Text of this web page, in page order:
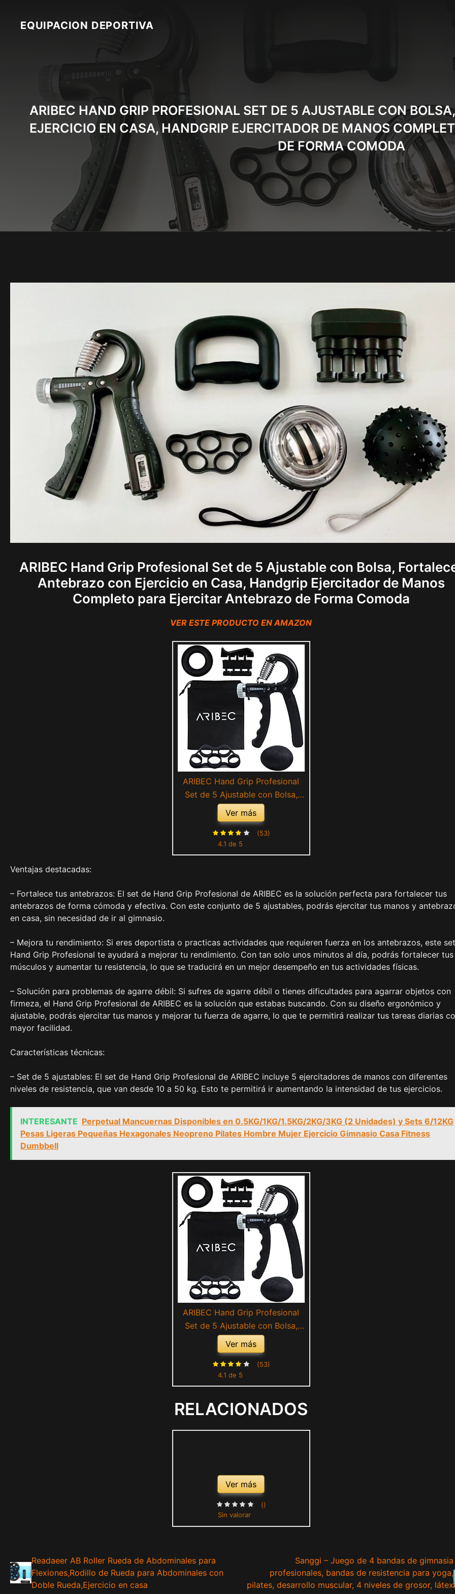
contentEQUIPACION DEPORTIVA
ARIBEC HAND GRIP PROFESIONAL SET DE 5 AJUSTABLE CON
EJERCICIO EN CASA, HANDGRIP EJERCITADOR DE MANOS
DE FORMA COMODA
ARIBEC Hand Grip Profesional Set de 5 Ajustable con Bolsa,
Antebrazo con Ejercicio en Casa, Handgrip Ejercitador de Manos
Completo para Ejercitar Antebrazo de Forma Comoda
VER ESTE PRODUCTO EN AMAZON
ARIBEC Hand Grip Profesional
Set de 5 Ajustable con Bolsa,
Fortalecer Antebrazo con
Ejercicio en Casa, Handgrip
Ejercitador de Manos Completo
para Ejercitar Antebrazo de
Ver más
4.1 de 5
(53)
Ventajas destacadas:
– Fortalece tus antebrazos: El set de Hand Grip Profesional de ARIBEC es la solución perfecta para fortalecer tus
antebrazos de forma cómoda y efectiva. Con este conjunto de 5 ajustables, podrás ejercitar tus manos y
en casa, sin necesidad de ir al gimnasio.
– Mejora tu rendimiento: Si eres deportista o practicas actividades que requieren fuerza en los antebrazos, este
Hand Grip Profesional te ayudará a mejorar tu rendimiento. Con tan solo unos minutos al día, podrás fortalecer tus
músculos y aumentar tu resistencia, lo que se traducirá en un mejor desempeño en tus actividades físicas.
– Solución para problemas de agarre débil: Si sufres de agarre débil o tienes dificultades para agarrar objetos con
firmeza, el Hand Grip Profesional de ARIBEC es la solución que estabas buscando. Con su diseño ergonómico y
ajustable, podrás ejercitar tus manos y mejorar tu fuerza de agarre, lo que te permitirá realizar tus tareas diarias
mayor facilidad.
Características técnicas:
– Set de 5 ajustables: El set de Hand Grip Profesional de ARIBEC incluye 5 ejercitadores de manos con diferentes
niveles de resistencia, que van desde 10 a 50 kg. Esto te permitirá ir aumentando la intensidad de tus ejercicios.
INTERESANTE Perpetual Mancuernas Disponibles en 0.5KG/1KG/1.5KG/2KG/3KG (2 Unidades) y Sets 6/12KG
Pesas Ligeras Pequeñas Hexagonales Neopreno Pilates Hombre Mujer Ejercicio Gimnasio Casa Fitness
Dumbbell
ARIBEC Hand Grip Profesional
Set de 5 Ajustable con Bolsa,
Fortalecer Antebrazo con
Ejercicio en Casa, Handgrip
Ejercitador de Manos Completo
para Ejercitar Antebrazo de
Ver más
4.1 de 5
(53)
RELACIONADOS
Ver más
Sin valorar
()
Readaeer AB Roller Rueda de Abdominales para
Flexiones,Rodillo de Rueda para Abdominales con
Doble Rueda,Ejercicio en casa
Sanggi – Juego de 4 bandas de gimnasia
profesionales, bandas de resistencia para yoga,
pilates, desarrollo muscular, 4 niveles de grosor, látex